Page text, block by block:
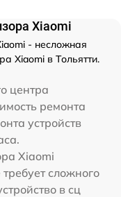
Xiaomi
- несложная
Xiaomi в Тольятти.
центра
ремонта
устройств
Xiaomi
сложного
в сц